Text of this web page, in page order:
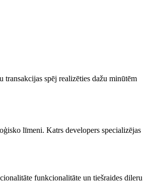
spēj realizēties dažu minūtēm
līmeni. Katrs developers specializējas
funkcionalitāte un tiešraides dileru